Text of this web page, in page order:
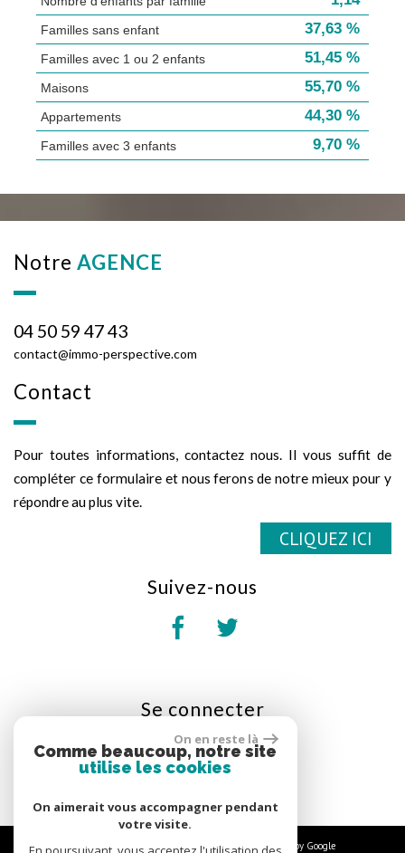
Familles sans enfant 37,63 %
Familles avec 1 ou 2 enfants 51,45 %
Maisons 55,70 %
Appartements 44,30 %
Familles avec 3 enfants 9,70 %
notre AGENCE
04 50 59 47 43
contact@immo-perspective.com
contact
Pour toutes informations, contactez nous. Il vous suffit de
compléter ce formulaire et nous ferons de notre mieux pour y
répondre au plus vite.
CLIQUEZ ICI
suivez-nous
se connecter
Espace propriétaire
© 2026 | Tous droits réservés | Traduction powered by Google
On en reste là
Comme beaucoup, notre site
utilise les cookies
On aimerait vous accompagner pendant
votre visite.